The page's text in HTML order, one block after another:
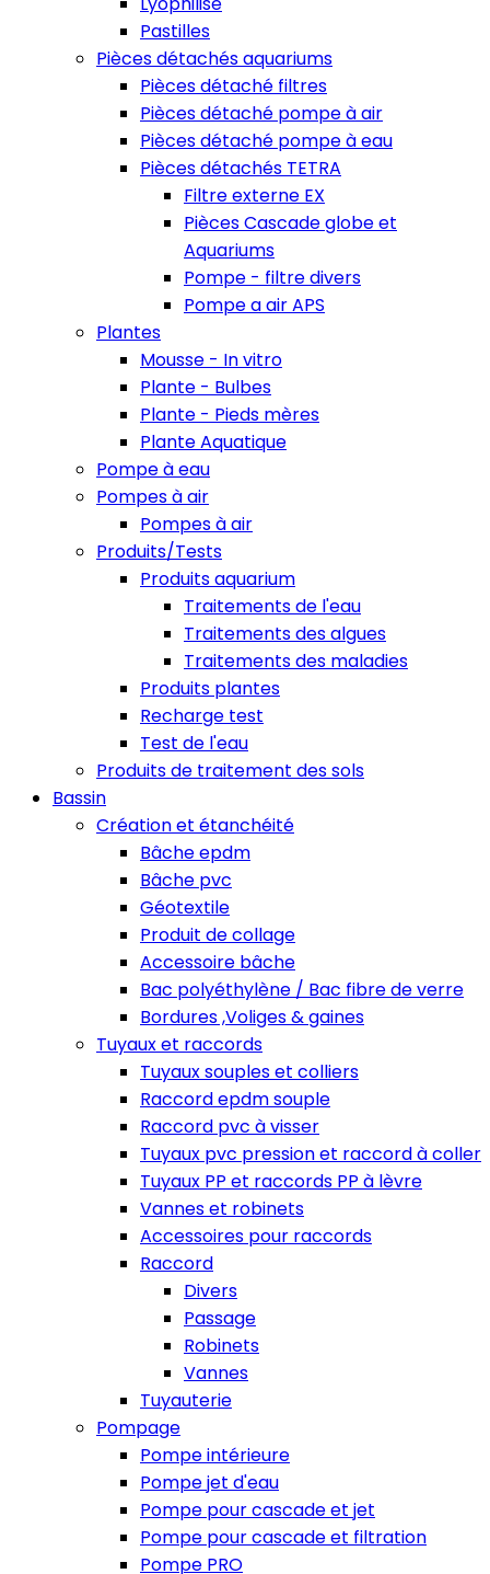
Pastilles
Pièces détachés aquariums
Pièces détaché filtres
Pièces détaché pompe à air
Pièces détaché pompe à eau
Pièces détachés TETRA
Filtre externe EX
Pièces Cascade globe et
Aquariums
Pompe - filtre divers
Pompe a air APS
Plantes
Mousse - In vitro
Plante - Bulbes
Plante - Pieds mères
Plante Aquatique
Pompe à eau
Pompes à air
Pompes à air
Produits/Tests
Produits aquarium
Traitements de l'eau
Traitements des algues
Traitements des maladies
Produits plantes
Recharge test
Test de l'eau
Produits de traitement des sols
Bassin
Création et étanchéité
Bâche epdm
Bâche pvc
Géotextile
Produit de collage
Accessoire bâche
Bac polyéthylène / Bac fibre de verre
Bordures ,Voliges & gaines
Tuyaux et raccords
Tuyaux souples et colliers
Raccord epdm souple
Raccord pvc à visser
Tuyaux pvc pression et raccord à coller
Tuyaux PP et raccords PP à lèvre
Vannes et robinets
Accessoires pour raccords
Raccord
Divers
Passage
Robinets
Vannes
Tuyauterie
Pompage
Pompe intérieure
Pompe jet d'eau
Pompe pour cascade et jet
Pompe pour cascade et filtration
Pompe PRO